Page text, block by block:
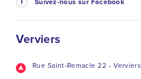
Suivez-nous sur Facebook
Verviers
Rue Saint-Remacle 22 - Verviers